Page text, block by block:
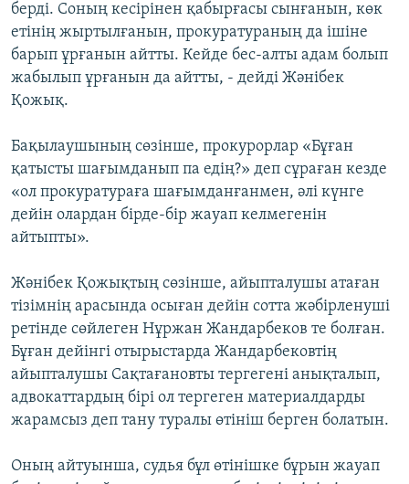
берді. Соның кесірінен қабырғасы сынғанын, көк
етінің жыртылғанын, прокуратураның да ішіне
барып ұрғанын айтты. Кейде бес-алты адам болып
жабылып ұрғанын да айтты, - дейді Жәнібек
Қожық.
Бақылаушының сөзінше, прокурорлар «Бұған
қатысты шағымданып па едің?» деп сұраған кезде
«ол прокуратураға шағымданғанмен, әлі күнге
дейін олардан бірде-бір жауап келмегенін
айтыпты».
Жәнібек Қожықтың сөзінше, айыпталушы атаған
тізімнің арасында осыған дейін сотта жәбірленуші
ретінде сөйлеген Нұржан Жандарбеков те болған.
Бұған дейінгі отырыстарда Жандарбековтің
айыпталушы Сақтағановты тергегені анықталып,
адвокаттардың бірі ол тергеген материалдарды
жарамсыз деп тану туралы өтініш берген болатын.
Оның айтуынша, судья бұл өтінішке бұрын жауап